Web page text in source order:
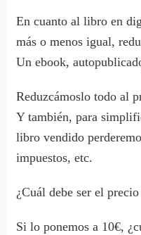
En cuanto al libro en
más o menos igual,
Un ebook,
Reduzcámoslo todo al
Y también, para
libro vendido
impuestos, etc.
¿Cuál debe ser el
Si lo ponemos a 10€,